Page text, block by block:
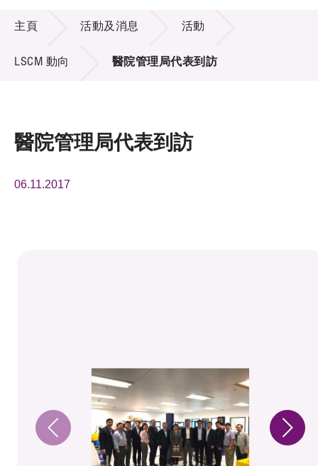
技術商品化
項目及資助計劃
活動及消息
活動及消息
主頁 活動及消息 活動
LSCM 動向 醫院管理局代表到訪
醫院管理局代表到訪
06.11.2017